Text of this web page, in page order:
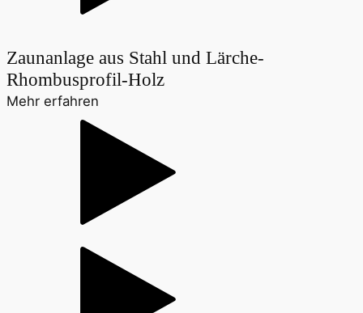
Zaunanlage aus Stahl und Lärche-
Rhombusprofil-Holz
Mehr erfahren